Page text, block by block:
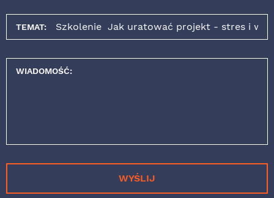
TEMAT:
WIADOMOŚĆ:
WYŚLIJ